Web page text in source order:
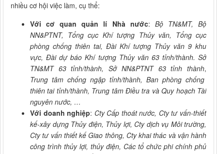
nhiều cơ hội việc làm, cụ thể:
Với cơ quan quản lí Nhà nước: Bộ TN&MT, Bộ
NN&PTNT, Tổng cục Khí tượng Thủy văn, Tổng cục
phòng chống thiên tai, Đài Khí tượng Thủy văn 9 khu
vực, Đài dự báo Khí tượng Thủy văn 63 tỉnh/thành. Sở
TN&MT 63 tỉnh/thành, Sở NN&PTNT 63 tỉnh thành,
Trung tâm chống ngập tỉnh/thành, Ban phòng chống
thiên tai tỉnh/thành, Trung tâm Điều tra và Quy hoạch Tài
nguyên nước, …
Với doanh nghiệp: Cty Cấp thoát nước, Cty tư vấn-thiết
kế-xây dựng Thủy điện, Thủy lợi, Cty dịch vụ Môi trường,
Cty tư vấn thiết kế Giao thông, Cty khai thác và vận hành
công trình thủy lợi, thủy điện, Các tổ chức phi chính phủ